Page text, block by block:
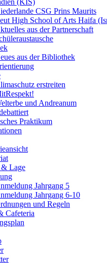
(KIS)
CSG Prins Maurits
High School of Arts Haifa
aus der Partnerschaft
aus der Bibliothek
erstreiten
und Andreanum
Praktikum
Lage
Jahrgang 5
Jahrgang 6-10
und Regeln
Cafeteria